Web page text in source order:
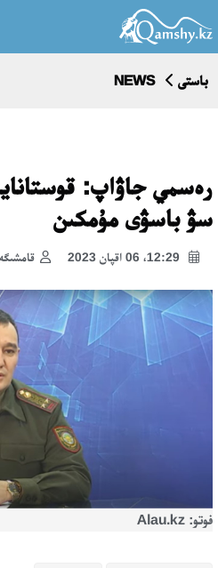
باستى NEWS
سۋ باسۋى مۇمكىن
فوتو: Alau.kz